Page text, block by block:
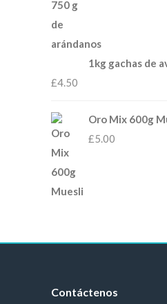
1kg gachas de
£4.50
Oro Mix 600g
£5.00
Contáctenos